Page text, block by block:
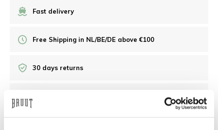
Fast delivery
Free Shipping in NL/BE/DE above €100
30 days returns